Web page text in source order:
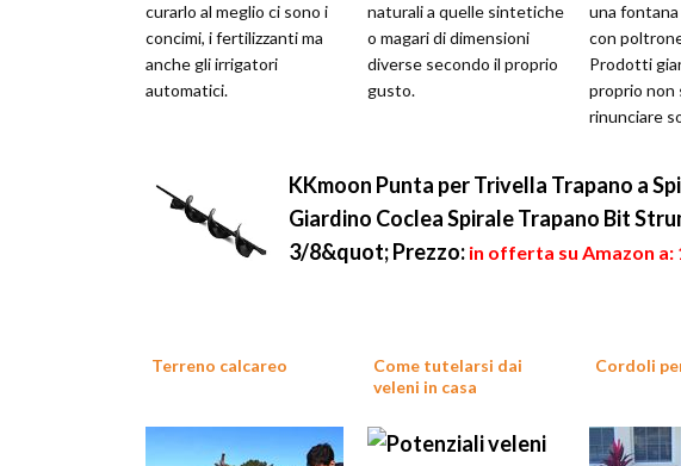
curarlo al meglio ci sono i
concimi, i fertilizzanti ma
anche gli irrigatori
automatici.
naturali a quelle sintetiche
o magari di dimensioni
diverse secondo il proprio
gusto.
una fontana
con
Prodotti
proprio non
rinunciare
KKmoon Punta per Trivella Trapano a
Giardino Coclea Spirale Trapano Bit
3/8&quot;Prezzo: in offerta su Amazon a:
Terreno calcareo
Come tutelarsi dai
veleni in casa
Cordoli